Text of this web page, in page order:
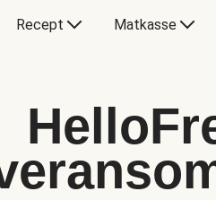
Recept Matkasse